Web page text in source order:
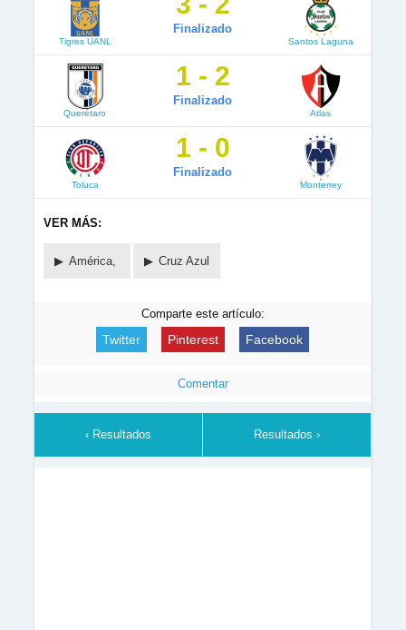
Tigres UANL
Finalizado
Santos Laguna
Querétaro
1 - 2
Finalizado
Atlas
Toluca
1 - 0
Finalizado
Monterrey
VER MÁS:
América, Cruz Azul
Comparte este artículo:
Twitter Pinterest Facebook
Comentar
‹ Resultados Resultados ›